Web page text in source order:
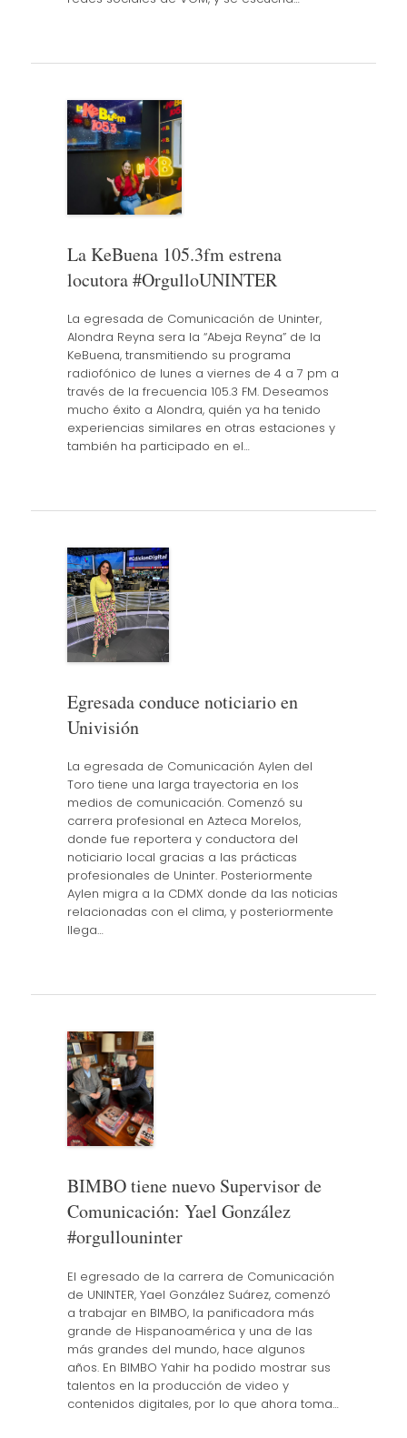
La KeBuena 105.3fm estrena
locutora #OrgulloUNINTER
La egresada de Comunicación de Uninter,
Alondra Reyna sera la “Abeja Reyna” de la
KeBuena, transmitiendo su programa
radiofónico de lunes a viernes de 4 a 7 pm a
través de la frecuencia 105.3 FM. Deseamos
mucho éxito a Alondra, quién ya ha tenido
experiencias similares en otras estaciones y
también ha participado en el…
Egresada conduce noticiario en
Univisión
La egresada de Comunicación Aylen del
Toro tiene una larga trayectoria en los
medios de comunicación. Comenzó su
carrera profesional en Azteca Morelos,
donde fue reportera y conductora del
noticiario local gracias a las prácticas
profesionales de Uninter. Posteriormente
Aylen migra a la CDMX donde da las noticias
relacionadas con el clima, y posteriormente
llega…
BIMBO tiene nuevo Supervisor de
Comunicación: Yael González
#orgullouninter
El egresado de la carrera de Comunicación
de UNINTER, Yael González Suárez, comenzó
a trabajar en BIMBO, la panificadora más
grande de Hispanoamérica y una de las
más grandes del mundo, hace algunos
años. En BIMBO Yahir ha podido mostrar sus
talentos en la producción de video y
contenidos digitales, por lo que ahora toma…